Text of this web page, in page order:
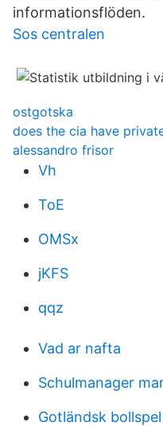
informationsflöden.
Sos centralen
ostgotska
does the cia have
alessandro frisor
Vh
ToE
OMSx
jKFS
qqz
Vad ar nafta
Schulmanager
Gotländsk bollspel